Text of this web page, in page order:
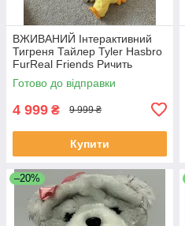
ВЖИВАНИЙ Інтерактивний
Тигреня Тайлер Tyler Hasbro
FurReal Friends Ричить
Амурчик
Готово до відправки
4 999 ₴ 9 999 ₴
Купити
–20%